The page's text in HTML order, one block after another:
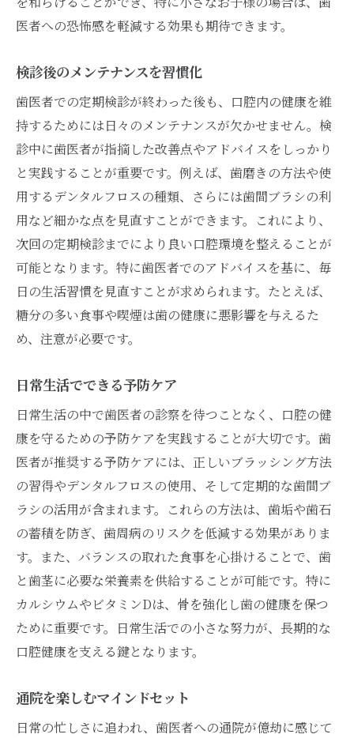
医者への恐怖感を軽減する効果も期待できます。
検診後のメンテナンスを習慣化
歯医者での定期検診が終わった後も、口腔内の健康を維
持するためには日々のメンテナンスが欠かせません。検
診中に歯医者が指摘した改善点やアドバイスをしっかり
と実践することが重要です。例えば、歯磨きの方法や使
用するデンタルフロスの種類、さらには歯間ブラシの利
用など細かな点を見直すことができます。これにより、
次回の定期検診までにより良い口腔環境を整えることが
可能となります。特に歯医者でのアドバイスを基に、毎
日の生活習慣を見直すことが求められます。たとえば、
糖分の多い食事や喫煙は歯の健康に悪影響を与えるた
め、注意が必要です。
日常生活でできる予防ケア
日常生活の中で歯医者の診察を待つことなく、口腔の健
康を守るための予防ケアを実践することが大切です。歯
医者が推奨する予防ケアには、正しいブラッシング方法
の習得やデンタルフロスの使用、そして定期的な歯間ブ
ラシの活用が含まれます。これらの方法は、歯垢や歯石
の蓄積を防ぎ、歯周病のリスクを低減する効果がありま
す。また、バランスの取れた食事を心掛けることで、歯
と歯茎に必要な栄養素を供給することが可能です。特に
カルシウムやビタミンDは、骨を強化し歯の健康を保つ
ために重要です。日常生活での小さな努力が、長期的な
口腔健康を支える鍵となります。
通院を楽しむマインドセット
日常の忙しさに追われ、歯医者への通院が億劫に感じて